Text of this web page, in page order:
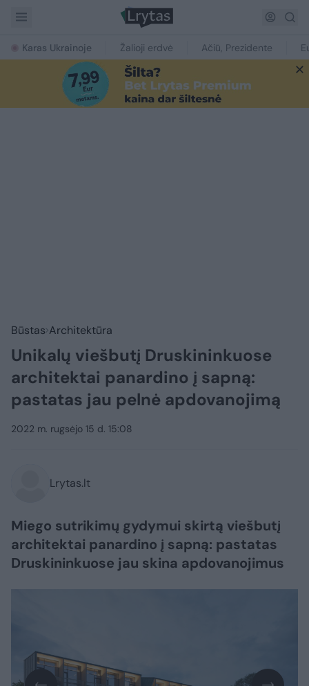
Karas Ukrainoje Žalioji erdvė Ačiū, Prezidente
Būstas Architektūra
Unikalų viešbutį Druskininkuose
architektai panardino į sapną:
pastatas jau pelnė apdovanojimą
2022 m. rugsėjo 15 d. 15:08
Lrytas.lt
Miego sutrikimų gydymui skirtą viešbutį
architektai panardino į sapną: pastatas
Druskininkuose jau skina apdovanojimus